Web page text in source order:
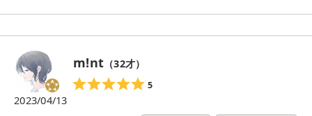
19番に♡ 19 calm petunia 穏やかに咲くペチュニアの花のよう
に 愛らしいベージュピンクのセット。 優しい色味のまろやかな
ピンクベージュカラーのセットで なんだろう、透明感爆上がり
します… そしてなんて使いやすいんでしょうね… しっかり発色
が好きな方よりは ぽわっとふんわり発色が好きな方向けです！
日常使いにぴったりなピンク🩷 ほんと定番カラーで良かった…
m!nt （32才）
5
2023/04/13